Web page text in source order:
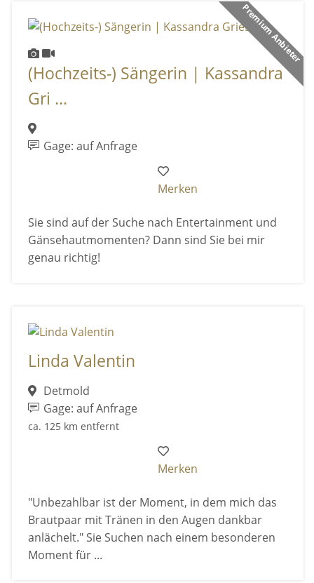
Premium Anbieter
(Hochzeits-) Sängerin | Kassandra
Gri ...
Gage: auf Anfrage
Merken
Sie sind auf der Suche nach Entertainment und
Gänsehautmomenten? Dann sind Sie bei mir
genau richtig!
Linda Valentin
Detmold
Gage: auf Anfrage
ca. 125 km entfernt
Merken
"Unbezahlbar ist der Moment, in dem mich das
Brautpaar mit Tränen in den Augen dankbar
anlächelt." Sie Suchen nach einem besonderen
Moment für ...